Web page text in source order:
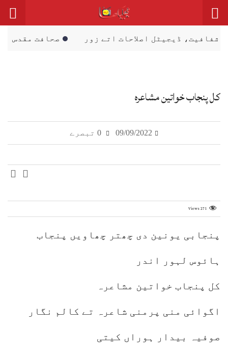
اصلاحات اتے زور صحافت مقدس پیشہ، فیک نیوز
کل پنجاب خواتین مشاعرہ
09/09/2022
Views271
پنجابی یونین دی چھتر چھاویں پنجاب
ہائوس لہور اندر
کل پنجاب خواتین مشاعرہ
اگوائی منی پرمنی شاعرہ تے کالم نگار
صوفیہ بیدار ہوراں کیتی